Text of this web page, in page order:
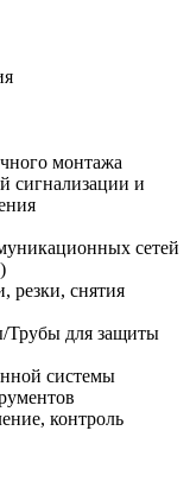
монтажа
сигнализации и
сетей
резки, снятия
Трубы для защиты
системы
контроль